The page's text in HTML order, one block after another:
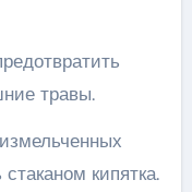
травы.
кипятка.